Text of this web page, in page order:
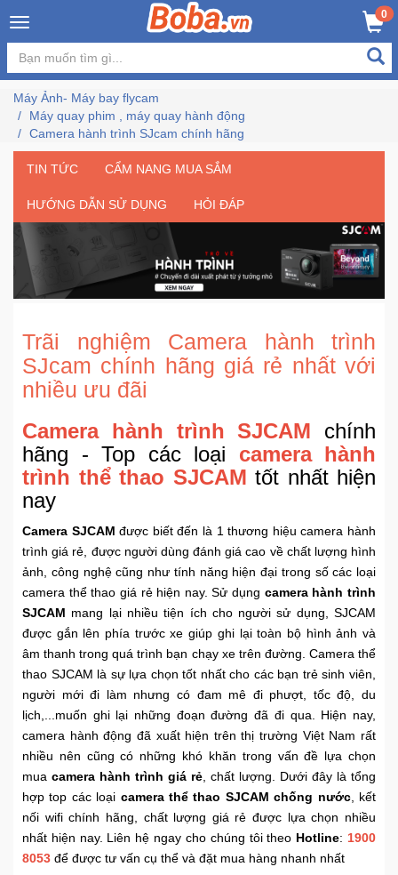
×
Đăng
nhập
Đăng
Chủ
Đang
Hot
Bán
Chạy
Khuyến
Mãi
Thiết
âm
Phụ
Kiện
Công
Nghệ
Tivi
Thiết
Giải
Đồ
0
Máy Ảnh- Máy bay flycam
Máy quay phim , máy quay hành động
Camera hành trình SJcam chính hãng
TIN TỨC CẨM NANG MUA SẮM
HƯỚNG DẪN SỬ DỤNG HỎI ĐÁP
Trãi nghiệm Camera hành trình
SJcam chính hãng giá rẻ nhất với
nhiều ưu đãi
Camera hành trình SJCAM chính
hãng - Top các loại camera hành
trình thể thao SJCAM tốt nhất hiện
nay
Camera SJCAM được biết đến là 1 thương hiệu camera hành
trình giá rẻ, được người dùng đánh giá cao về chất lượng hình
ảnh, công nghệ cũng như tính năng hiện đại trong số các loại
camera thể thao giá rẻ hiện nay. Sử dụng camera hành trình
SJCAM mang lại nhiều tiện ích cho người sử dụng, SJCAM
được gắn lên phía trước xe giúp ghi lại toàn bộ hình ảnh và
âm thanh trong quá trình bạn chạy xe trên đường. Camera thể
thao SJCAM là sự lựa chọn tốt nhất cho các bạn trẻ sinh viên,
người mới đi làm nhưng có đam mê đi phượt, tốc độ, du
lịch,...muốn ghi lại những đoạn đường đã đi qua. Hiện nay,
camera hành động đã xuất hiện trên thị trường Việt Nam rất
nhiều nên cũng có những khó khăn trong vấn đề lựa chọn
mua camera hành trình giá rẻ , chất lượng. Dưới đây là tổng
hợp top các loại camera thể thao SJCAM chống nước, kết
nối wifi chính hãng, chất lượng giá rẻ được lựa chọn nhiều
nhất hiện nay. Liên hệ ngay cho chúng tôi theo Hotline: 1900
8053 để được tư vấn cụ thể và đặt mua hàng nhanh nhất